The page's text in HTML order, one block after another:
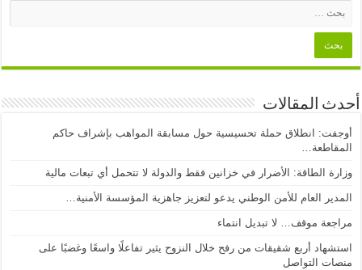
المقالات
انطلاق حملة تحسيسية حول مسابقة المواهب بإشراف حاكم
الطاقة: الأضرار في خزانين فقط والدولة لا تتحمل أي تبعات مالية
العام للأمن الوطني يدعو لتعزيز جاهزية المؤسسة الأمنية…
موقف… لا تبديل انتماء
أربع شقيقات من رفح خلال النزوح يثير تفاعلًا واسعًا وغضبًا على
التواصل